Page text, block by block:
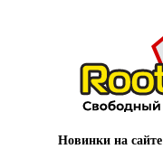
Новинки на сайте